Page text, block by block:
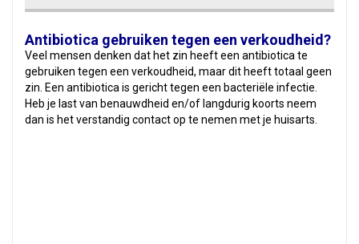
Antibiotica gebruiken tegen een verkoudheid?
Veel mensen denken dat het zin heeft een antibiotica te
gebruiken tegen een verkoudheid, maar dit heeft totaal geen
zin. Een antibiotica is gericht tegen een bacteriële infectie.
Heb je last van benauwdheid en/of langdurig koorts neem
dan is het verstandig contact op te nemen met je huisarts.